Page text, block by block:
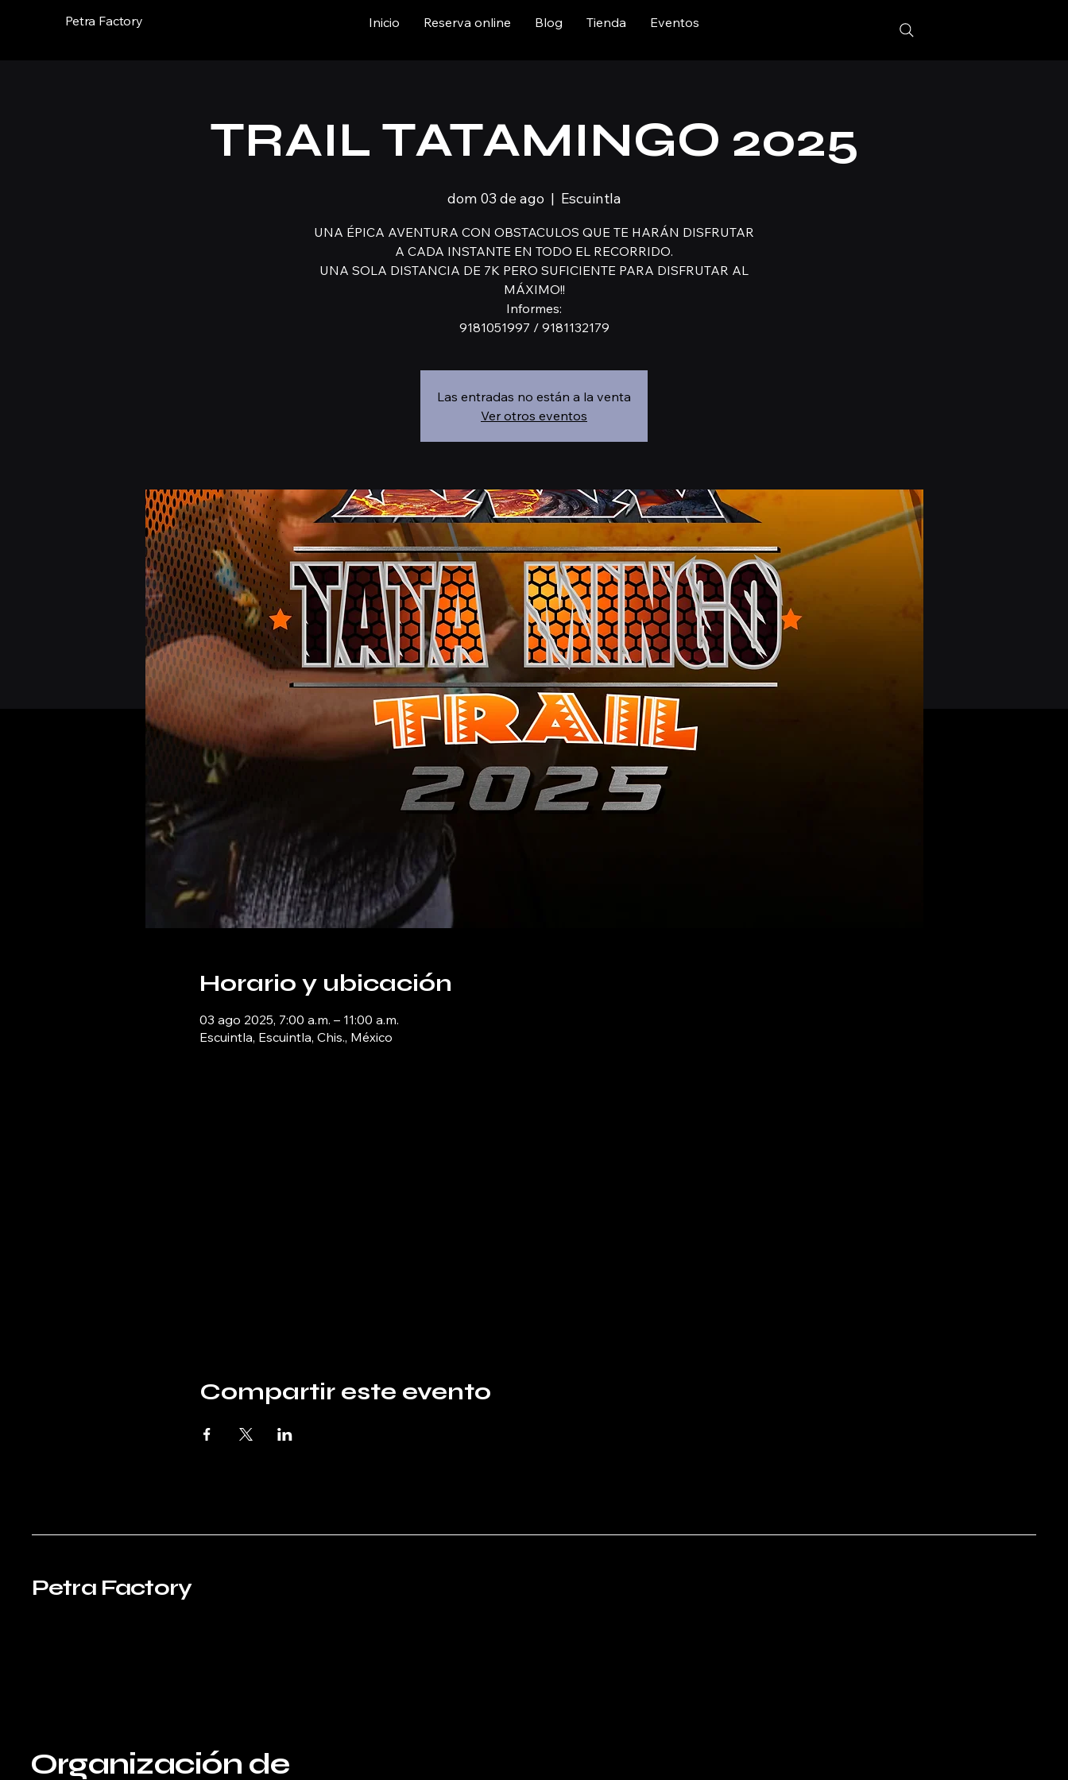
Petra Factory Inicio Reserva online Blog Tienda Eventos
TRAIL TATAMINGO 2025
dom 03 de ago
  |
Escuintla
UNA ÉPICA AVENTURA CON OBSTACULOS QUE TE HARÁN DISFRUTAR
A CADA INSTANTE EN TODO EL RECORRIDO.
UNA SOLA DISTANCIA DE 7K PERO SUFICIENTE PARA DISFRUTAR AL
MÁXIMO!!
Informes:
9181051997 / 9181132179
Las entradas no están a la venta
Ver otros eventos
Horario y ubicación
03 ago 2025, 7:00 a.m. – 11:00 a.m.
Escuintla, Escuintla, Chis., México
Compartir este evento
Petra Factory
Organización de